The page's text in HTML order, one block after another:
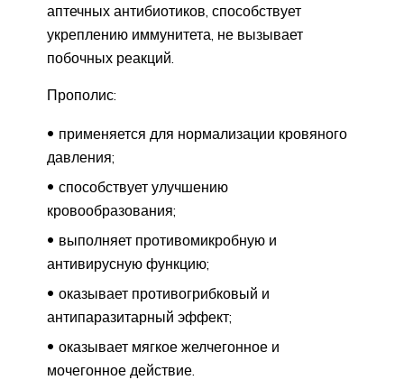
аптечных антибиотиков, способствует
укреплению иммунитета, не вызывает
побочных реакций.
Прополис:
применяется для нормализации кровяного
давления;
способствует улучшению
кровообразования;
выполняет противомикробную и
антивирусную функцию;
оказывает противогрибковый и
антипаразитарный эффект;
оказывает мягкое желчегонное и
мочегонное действие.